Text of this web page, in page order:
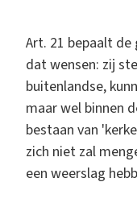
Art. 21 bepaalt
dat wensen: zij
buitenlandse,
maar wel binnen
bestaan van
zich niet zal
een weerslag